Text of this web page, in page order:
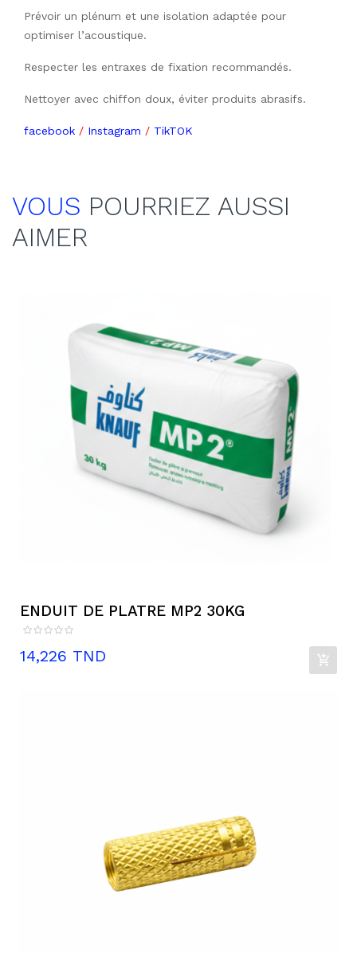
Prévoir un plénum et une isolation adaptée pour
optimiser l’acoustique.
Respecter les entraxes de fixation recommandés.
Nettoyer avec chiffon doux, éviter produits abrasifs.
facebook / Instagram / TikTOK
VOUS POURRIEZ AUSSI
AIMER
ENDUIT DE PLATRE MP2 30KG
Prix
14,226 TND